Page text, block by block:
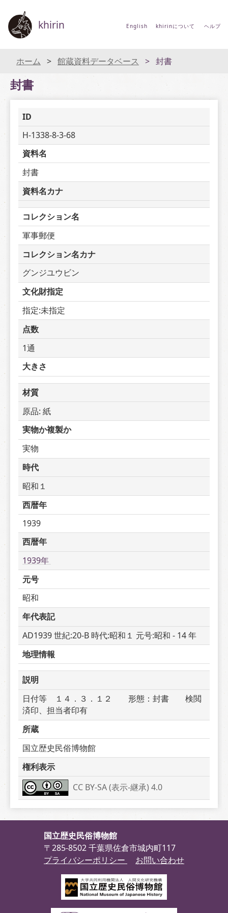
khirin English khirinについて ヘルプ
ホーム 館蔵資料データベース 封書
封書
ID
H-1338-8-3-68
資料名
封書
資料名カナ
コレクション名
軍事郵便
コレクション名カナ
グンジユウビン
文化財指定
指定:未指定
点数
1通
大きさ
材質
原品: 紙
実物か複製か
実物
時代
昭和１
西暦年
1939
西暦年
1939年
元号
昭和
年代表記
AD1939 世紀:20-B 時代:昭和１ 元号:昭和 - 14 年
地理情報
説明
日付等　１４．３．１２　　形態：封書　　検閲
済印、担当者印有
所蔵
国立歴史民俗博物館
権利表示
CC BY-SA (表示-継承) 4.0
国立歴史民俗博物館
〒285-8502 千葉県佐倉市城内町117
プライバシーポリシー
お問い合わせ